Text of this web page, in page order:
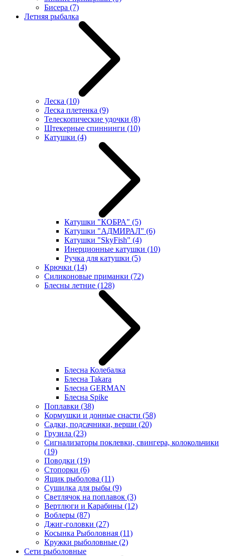
Бисера (7)
Летняя рыбалка
Леска (10)
Леска плетенка (9)
Телескопические удочки (8)
Штекерные спиннинги (10)
Катушки (4)
Катушки "КОБРА" (5)
Катушки "АДМИРАЛ" (6)
Катушки "SkyFish" (4)
Инерционные катушки (10)
Ручка для катушки (5)
Крючки (14)
Силиконовые приманки (72)
Блесны летние (128)
Блесна Колебалка
Блесна Takara
Блесна GERMAN
Блесна Spike
Поплавки (38)
Кормушки и донные снасти (58)
Садки, подсачники, верши (20)
Грузила (23)
Сигнализаторы поклевки, свингера, колокольчики
(19)
Поводки (19)
Стопорки (6)
Ящик рыболова (11)
Сушилка для рыбы (9)
Светлячок на поплавок (3)
Вертлюги и Карабины (12)
Воблеры (87)
Джиг-головки (27)
Косынка Рыболовная (11)
Кружки рыболовные (2)
Сети рыболовные